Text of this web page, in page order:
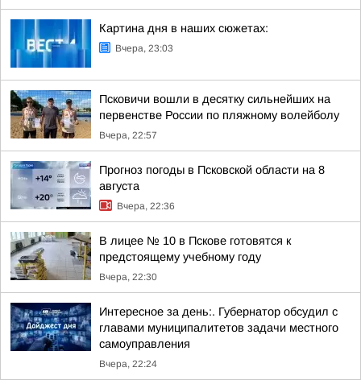
Картина дня в наших сюжетах:
Вчера, 23:03
Псковичи вошли в десятку сильнейших на
первенстве России по пляжному волейболу
Вчера, 22:57
Прогноз погоды в Псковской области на 8
августа
Вчера, 22:36
В лицее № 10 в Пскове готовятся к
предстоящему учебному году
Вчера, 22:30
Интересное за день:. Губернатор обсудил с
главами муниципалитетов задачи местного
самоуправления
Вчера, 22:24